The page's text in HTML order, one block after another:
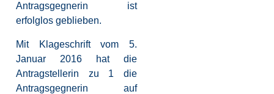
Antragsgegnerin ist
erfolglos geblieben.
Mit Klageschrift vom 5.
Januar 2016 hat die
Antragstellerin zu 1 die
Antragsgegnerin auf